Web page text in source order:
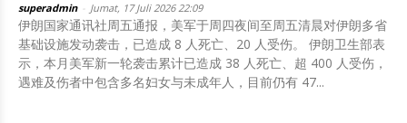
superadmin Jumat, 17 Juli 2026 22:09
伊朗国家通讯社周五通报，美军于周四夜间至周五清晨对伊朗多省
基础设施发动袭击，已造成 8 人死亡、20 人受伤。 伊朗卫生部表
示，本月美军新一轮袭击累计已造成 38 人死亡、超 400 人受伤，
遇难及伤者中包含多名妇女与未成年人，目前仍有 47...